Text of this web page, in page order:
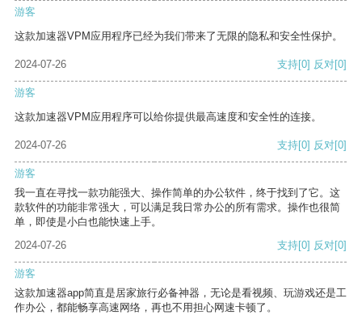
游客
这款加速器VPM应用程序已经为我们带来了无限的隐私和安全性保护。
2024-07-26 支持[0] 反对[0]
游客
这款加速器VPM应用程序可以给你提供最高速度和安全性的连接。
2024-07-26 支持[0] 反对[0]
游客
我一直在寻找一款功能强大、操作简单的办公软件，终于找到了它。这
款软件的功能非常强大，可以满足我日常办公的所有需求。操作也很简
单，即使是小白也能快速上手。
2024-07-26
支持[0] 反对[0]
游客
这款加速器app简直是居家旅行必备神器，无论是看视频、玩游戏还是工
作办公，都能畅享高速网络，再也不用担心网速卡顿了。